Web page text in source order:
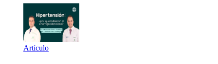
Artículo